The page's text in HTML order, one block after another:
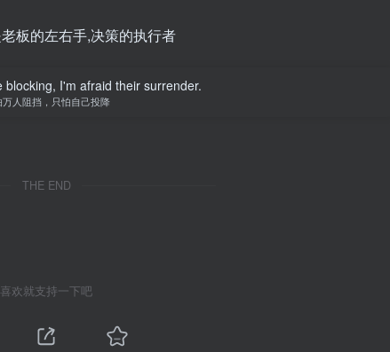
板的左右手,决策的执行者
blocking, I'm afraid their surrender.
万人阻挡，只怕自己投降
THE END
喜欢就支持一下吧